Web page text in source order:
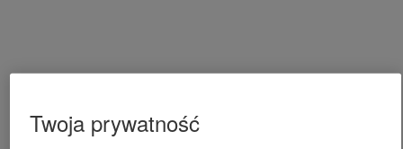
Twoja prywatność